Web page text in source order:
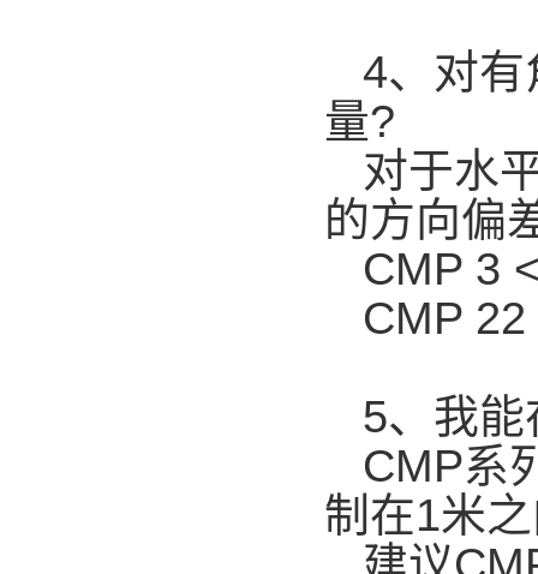
4、对有
量?
对于水
的方向偏
CMP 3
CMP
5、我
CMP系
制在1米